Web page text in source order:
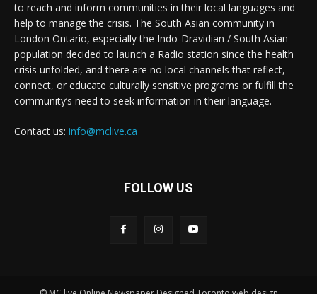
to reach and inform communities in their local languages and
help to manage the crisis. The South Asian community in
London Ontario, especially the Indo-Dravidian / South Asian
population decided to launch a Radio station since the health
crisis unfolded, and there are no local channels that reflect,
connect, or educate culturally sensitive programs or fulfill the
community’s need to seek information in their language.
Contact us: info@mclive.ca
FOLLOW US